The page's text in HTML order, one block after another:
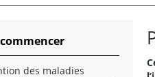
des maladies